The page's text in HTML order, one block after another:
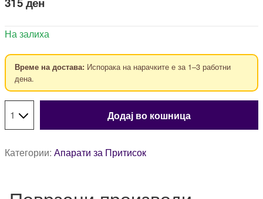
На залиха
Време на достава: Испорака на нарачките е за 1–3 работни
дена.
Додај во кошница
Категории: Апарати за Притисок